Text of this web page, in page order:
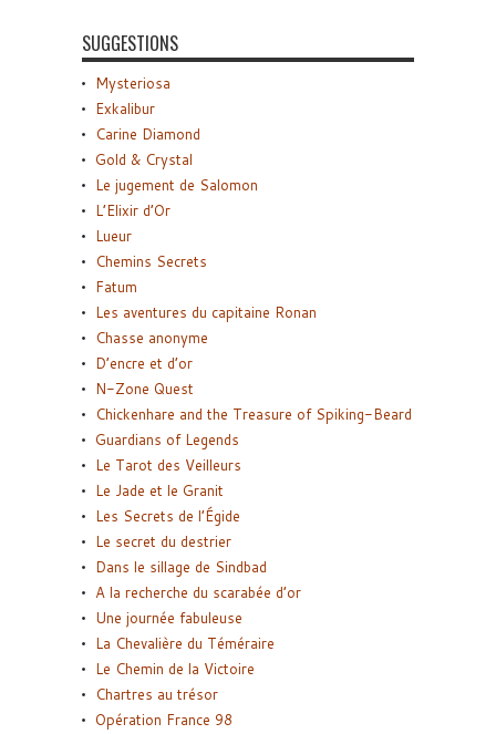
SUGGESTIONS
Mysteriosa
Exkalibur
Carine Diamond
Gold & Crystal
Le jugement de Salomon
L’Elixir d’Or
Lueur
Chemins Secrets
Fatum
Les aventures du capitaine Ronan
Chasse anonyme
D’encre et d’or
N-Zone Quest
Chickenhare and the Treasure of Spiking-Beard
Guardians of Legends
Le Tarot des Veilleurs
Le Jade et le Granit
Les Secrets de l’Égide
Le secret du destrier
Dans le sillage de Sindbad
A la recherche du scarabée d’or
Une journée fabuleuse
La Chevalière du Téméraire
Le Chemin de la Victoire
Chartres au trésor
Opération France 98